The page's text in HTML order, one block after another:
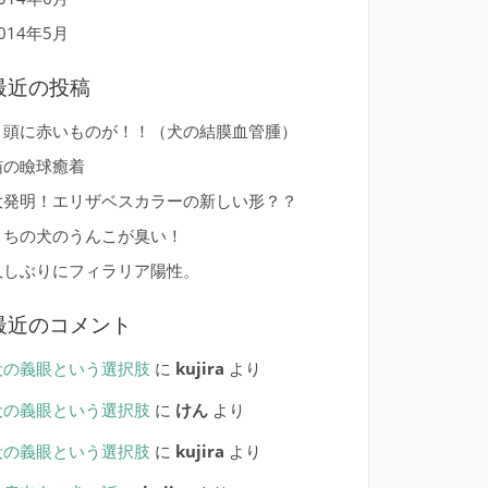
年5月
近の投稿
に赤いものが！！（犬の結膜血管腫）
瞼球癒着
明！エリザベスカラーの新しい形？？
の犬のうんこが臭い！
ぶりにフィラリア陽性。
近のコメント
義眼という選択肢 に kujira より
義眼という選択肢 に けんより
義眼という選択肢 に kujira より